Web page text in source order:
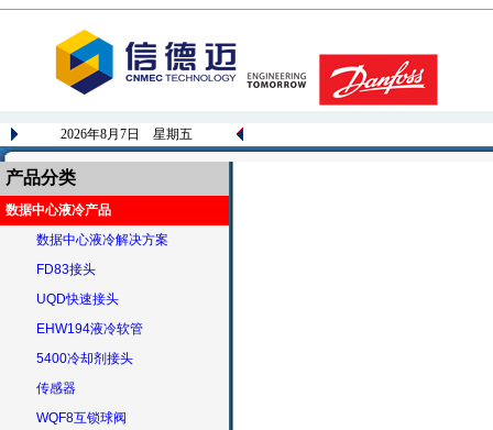
2026年8月7日 星期五
产品分类
数据中心液冷产品
数据中心液冷解决方案
FD83接头
UQD快速接头
EHW194液冷软管
5400冷却剂接头
传感器
WQF8互锁球阀